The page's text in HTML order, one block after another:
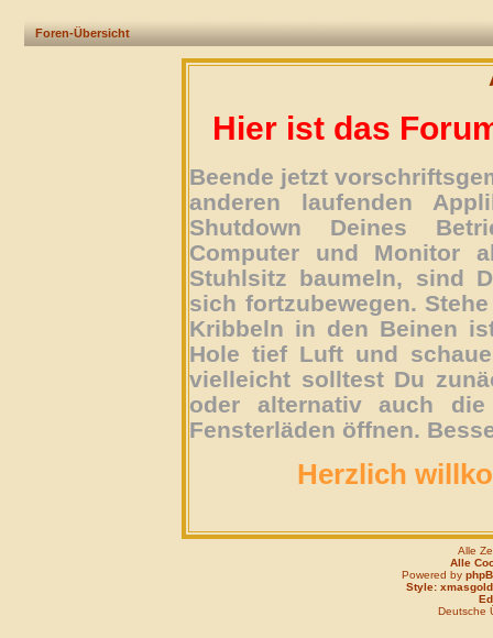
Foren-Übersicht
Hier ist das
Beende jetzt
anderen laufenden
Shutdown Deines
Computer und Monitor
Stuhlsitz baumeln, sind
sich fortzubewegen.
Kribbeln in den Beinen
Hole tief Luft und
vielleicht solltest Du
oder alternativ auch
Fensterläden öffnen.
Herzlich
Alle
Alle
Powered by
Style: xmasgold
Deutsche